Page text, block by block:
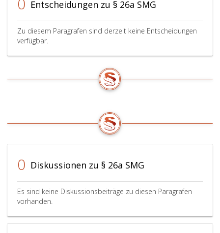
Entscheidungen zu § 26a SMG
Zu diesem Paragrafen sind derzeit keine Entscheidungen
verfügbar.
0 Diskussionen zu § 26a SMG
Es sind keine Diskussionsbeiträge zu diesen Paragrafen
vorhanden.